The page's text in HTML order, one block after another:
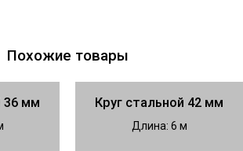
Похожие товары
36 мм Круг стальной 42 мм
Длина: 6 м